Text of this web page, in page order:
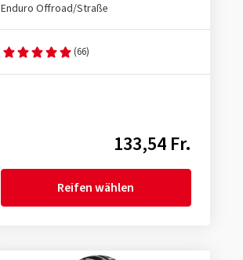
Enduro Offroad/Straße
(66)
133,54 Fr.
Reifen wählen